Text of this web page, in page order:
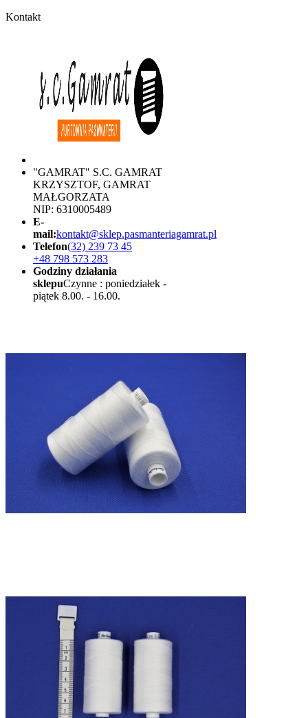
Kontakt
"GAMRAT" S.C. GAMRAT
KRZYSZTOF, GAMRAT
MAŁGORZATA
NIP: 6310005489
E-
mail:kontakt@sklep.pasmanteriagamrat.pl
Telefon(32) 239 73 45
+48 798 573 283
Godziny działania
sklepuCzynne : poniedziałek -
piątek 8.00. - 16.00.